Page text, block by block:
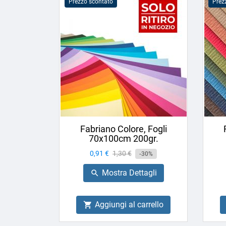
Prezzo scontato
Fabriano Colore, Fogli
70x100cm 200gr.
Prezzo
0,91 € Prezzo
base
1,30 € -30%
 Mostra Dettagli
 Aggiungi al carrello